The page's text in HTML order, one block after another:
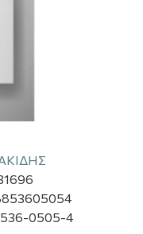
0505-4